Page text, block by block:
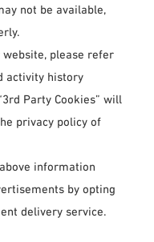
not be available,
website, please refer
activity history
Party Cookies” will
privacy policy of
information
by opting
delivery service.